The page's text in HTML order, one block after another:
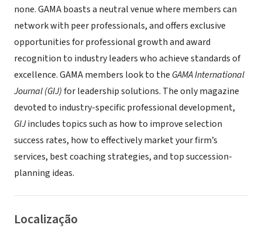
none. GAMA boasts a neutral venue where members can
network with peer professionals, and offers exclusive
opportunities for professional growth and award
recognition to industry leaders who achieve standards of
excellence. GAMA members look to the GAMA International
Journal (GIJ)for leadership solutions. The only magazine
devoted to industry-specific professional development,
GIJincludes topics such as how to improve selection
success rates, how to effectively market your firm’s
services, best coaching strategies, and top succession-
planning ideas.
Localização